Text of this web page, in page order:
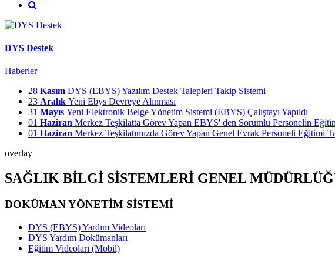
DYS Destek
Haberler
28 Kasım DYS (EBYS) Yazılım Destek Talepleri Takip Sistemi
23 Aralık Yeni Ebys Devreye Alınması
31 Mayıs Yeni Elektronik Belge Yönetim Sistemi (EBYS) Çalıştayı Yapıldı
01 Haziran Merkez Teşkilatta Görev Yapan EBYS' den Sorumlu Personelin
01 Haziran Merkez Teşkilatımızda Görev Yapan Genel Evrak Personeli Eğitimi
overlay
SAĞLIK BİLGİ SİSTEMLERİ GENEL
DOKÜMAN YÖNETİM SİSTEMİ
DYS (EBYS) Yardım Videoları
DYS Yardım Dokümanları
Eğitim Videoları (Mobil)